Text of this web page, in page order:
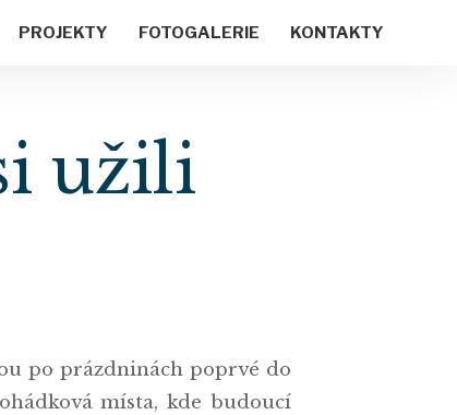
PROJEKTY FOTOGALERIE KONTAKTY
užili
po prázdninách poprvé do
místa, kde budoucí